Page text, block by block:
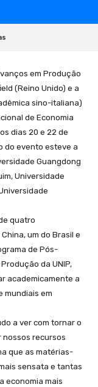
em Produção
(Reino Unido) e a
sino-italiana)
de Economia
dias 20 e 22 de
do evento esteve a
Guangdong
Universidade
quatro
um do Brasil e
de Pós-
da UNIP,
academicamente a
mundiais em
a ver com tornar o
nossos recursos
que as matérias-
sensata e tantas
economia mais